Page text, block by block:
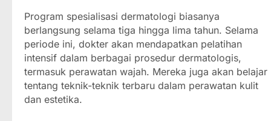
Program spesialisasi dermatologi biasanya
berlangsung selama tiga hingga lima tahun. Selama
periode ini, dokter akan mendapatkan pelatihan
intensif dalam berbagai prosedur dermatologis,
termasuk perawatan wajah. Mereka juga akan belajar
tentang teknik-teknik terbaru dalam perawatan kulit
dan estetika.